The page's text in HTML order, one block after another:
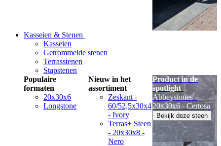
Kasseien & Stenen
Kasseien
Getrommelde stenen
Terrasstenen
Stapstenen
Populaire
formaten
20x30x6
Longstone
Nieuw in het
assortiment
Zeskant -
60/52,5x30x4
- Ivory
Terras+ Steen
- 20x30x8 -
Nero
Product in de
spotlight
Abbeystones -
20x30x6 - Certosa
Bekijk deze steen